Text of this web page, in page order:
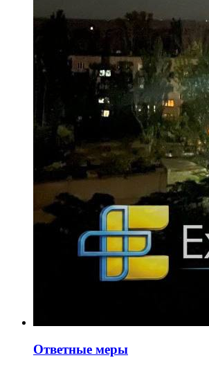
Ответные меры